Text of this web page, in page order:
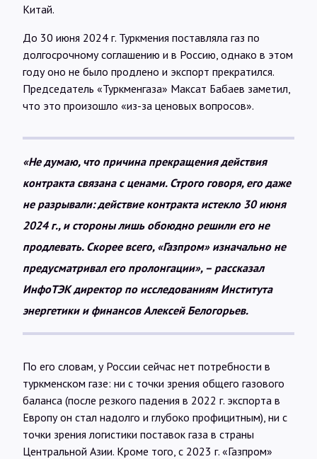
Китай.
До 30 июня 2024 г. Туркмения поставляла газ по
долгосрочному соглашению и в Россию, однако в этом
году оно не было продлено и экспорт прекратился.
Председатель «Туркменгаза» Максат Бабаев заметил,
что это произошло «из-за ценовых вопросов».
«Не думаю, что причина прекращения действия
контракта связана с ценами. Строго говоря, его даже
не разрывали: действие контракта истекло 30 июня
2024 г., и стороны лишь обоюдно решили его не
продлевать. Скорее всего, «Газпром» изначально не
предусматривал его пролонгации», – рассказал
ИнфоТЭК директор по исследованиям Института
энергетики и финансов Алексей Белогорьев.
По его словам, у России сейчас нет потребности в
туркменском газе: ни с точки зрения общего газового
баланса (после резкого падения в 2022 г. экспорта в
Европу он стал надолго и глубоко профицитным), ни с
точки зрения логистики поставок газа в страны
Центральной Азии. Кроме того, с 2023 г. «Газпром»